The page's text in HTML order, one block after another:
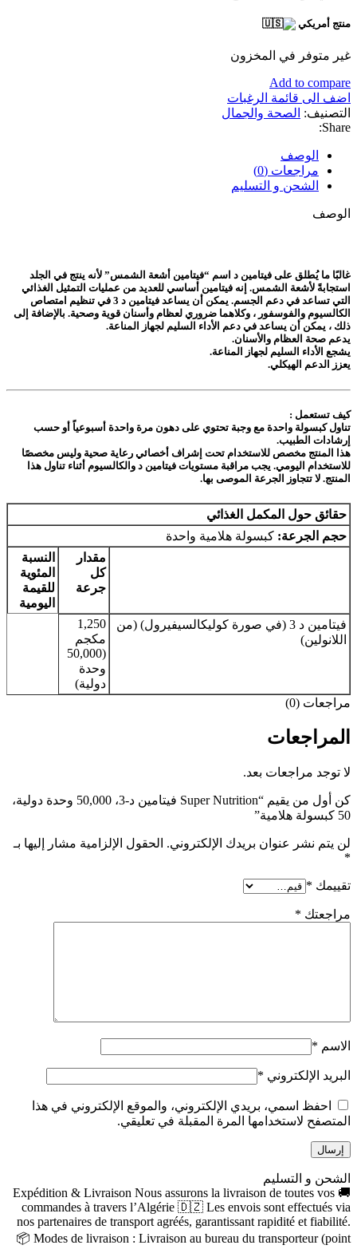
منتج أمريكي
غير متوفر في المخزون
Add to compare
اضف الى قائمة الرغبات
التصنيف: الصحة والجمال
Share:
الوصف
مراجعات (0)
الشحن و التسليم
الوصف
غالبًا ما يُطلق على فيتامين د اسم “فيتامين أشعة الشمس” لأنه ينتج في الجلد
استجابةً لأشعة الشمس. إنه فيتامين أساسي للعديد من عمليات التمثيل الغذائي
التي تساعد في دعم الجسم. يمكن أن يساعد فيتامين د 3 في تنظيم امتصاص
الكالسيوم والفوسفور ، وكلاهما ضروري لعظام وأسنان قوية وصحية. بالإضافة إلى
ذلك ، يمكن أن يساعد في دعم الأداء السليم لجهاز المناعة.
يدعم صحة العظام والأسنان.
يشجع الأداء السليم لجهاز المناعة.
يعزز الدعم الهيكلي.
كيف تستعمل :
تناول كبسولة واحدة مع وجبة تحتوي على دهون مرة واحدة أسبوعياً أو حسب
إرشادات الطبيب.
هذا المنتج مخصص للاستخدام تحت إشراف أخصائي رعاية صحية وليس مخصصًا
للاستخدام اليومي. يجب مراقبة مستويات فيتامين د والكالسيوم أثناء تناول هذا
المنتج. لا تتجاوز الجرعة الموصى بها.
حقائق حول المكمل الغذائي
حجم الجرعة: كبسولة هلامية واحدة
مقدار
كل
جرعة
النسبة
المئوية
للقيمة
اليومية
فيتامين د 3 (في صورة كوليكالسيفيرول) (من
اللانولين)
1,250
مكجم
(50,000
وحدة
دولية)
مراجعات (0)
المراجعات
لا توجد مراجعات بعد.
كن أول من يقيم “Super Nutrition فيتامين د-3، 50,000 وحدة دولية،
50 كبسولة هلامية”
لن يتم نشر عنوان بريدك الإلكتروني. الحقول الإلزامية مشار إليها بـ
*
تقييمك *
مراجعتك *
الاسم *
البريد الإلكتروني *
احفظ اسمي، بريدي الإلكتروني، والموقع الإلكتروني في هذا
المتصفح لاستخدامها المرة المقبلة في تعليقي.
الشحن و التسليم
🚚 Expédition & Livraison Nous assurons la livraison de toutes vos
commandes à travers l’Algérie 🇩🇿 Les envois sont effectués via
nos partenaires de transport agréés, garantissant rapidité et fiabilité.
📦 Modes de livraison : Livraison au bureau du transporteur (point